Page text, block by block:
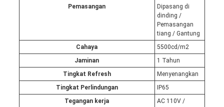
Pemasangan
Dipasang di
dinding /
Pemasangan
tiang / Gantung
Cahaya
5500cd/m2
Jaminan
1 Tahun
Tingkat Refresh
Menyenangkan
Tingkat Perlindungan
IP65
Tegangan kerja
AC 110V /